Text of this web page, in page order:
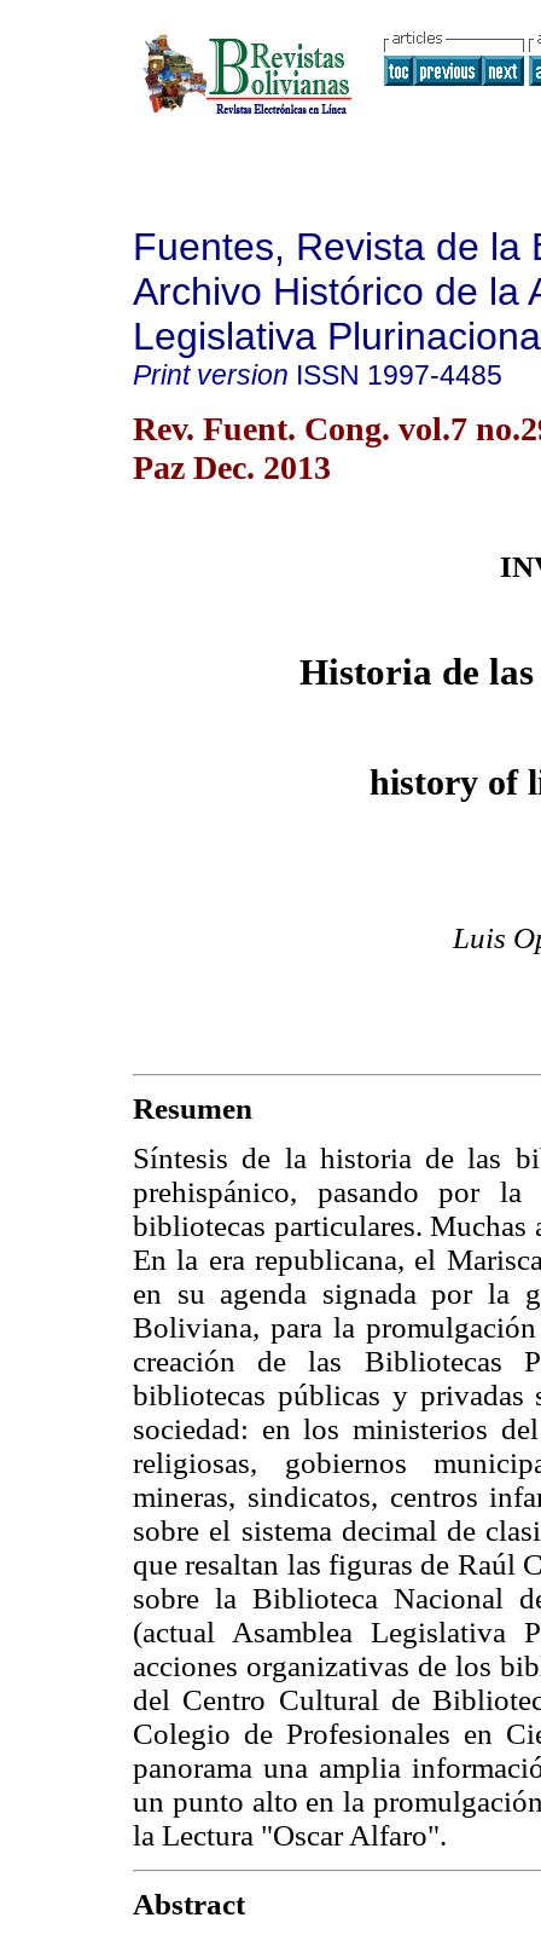
Fuentes, Revista de la
Archivo Histórico de la
Legislativa
Print version ISSN 1997-4485
Rev. Fuent. Cong. vol.7
Paz Dec. 2013
Historia de
history of
Luis
Resumen
Síntesis de la historia de las
prehispánico, pasando por
bibliotecas particulares.
En la era republicana, el
en su agenda signada por la
Boliviana, para la
creación de las Bibliotecas
bibliotecas públicas y privadas
sociedad: en los ministerios
religiosas, gobiernos
mineras, sindicatos, centros
sobre el sistema decimal de
que resaltan las figuras de Raúl
sobre la Biblioteca Nacional
(actual Asamblea Legislativa
acciones organizativas de los
del Centro Cultural de
Colegio de Profesionales en
panorama una amplia
un punto alto en la
la Lectura "Oscar Alfaro".
Abstract